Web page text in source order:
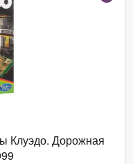
Клуэдо. Дорожная